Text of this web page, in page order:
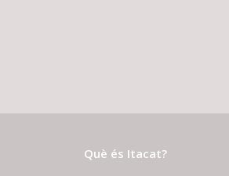
Què és Itacat?